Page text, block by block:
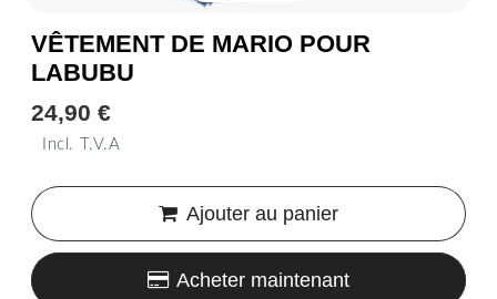
VÊTEMENT DE MARIO POUR
LABUBU
24,90 €
€
Incl. T.V.A
Ajouter au panier
Acheter maintenant